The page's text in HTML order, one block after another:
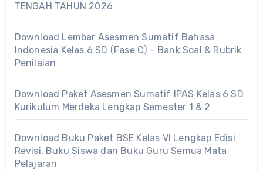
TENGAH TAHUN 2026
Download Lembar Asesmen Sumatif Bahasa
Indonesia Kelas 6 SD (Fase C) – Bank Soal & Rubrik
Penilaian
Download Paket Asesmen Sumatif IPAS Kelas 6 SD
Kurikulum Merdeka Lengkap Semester 1 & 2
Download Buku Paket BSE Kelas VI Lengkap Edisi
Revisi, Buku Siswa dan Buku Guru Semua Mata
Pelajaran